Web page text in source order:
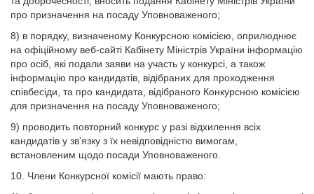
про призначення на посаду Уповноваженого;
8) в порядку, визначеному Конкурсною комісією, оприлюднює
на офіційному веб-сайті Кабінету Міністрів України інформацію
про осіб, які подали заяви на участь у конкурсі, а також
інформацію про кандидатів, відібраних для проходження
співбесіди, та про кандидата, відібраного Конкурсною комісією
для призначення на посаду Уповноваженого;
9) проводить повторний конкурс у разі відхилення всіх
кандидатів у зв’язку з їх невідповідністю вимогам,
встановленим щодо посади Уповноваженого.
10. Члени Конкурсної комісії мають право: